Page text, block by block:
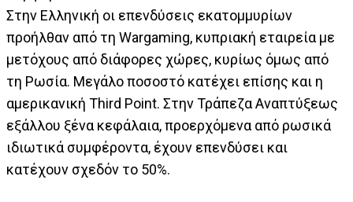
Στην Ελληνική οι επενδύσεις εκατομμυρίων
προήλθαν από τη Wargaming, κυπριακή εταιρεία με
μετόχους από διάφορες χώρες, κυρίως όμως από
τη Ρωσία. Μεγάλο ποσοστό κατέχει επίσης και η
αμερικανική Third Point. Στην Τράπεζα Αναπτύξεως
εξάλλου ξένα κεφάλαια, προερχόμενα από ρωσικά
ιδιωτικά συμφέροντα, έχουν επενδύσει και
κατέχουν σχεδόν το 50%.